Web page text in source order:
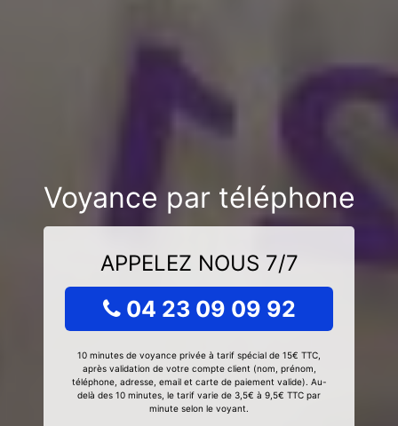
Voyance par téléphone
APPELEZ NOUS 7/7
04 23 09 09 92
10 minutes de voyance privée à tarif spécial de 15€ TTC,
après validation de votre compte client (nom, prénom,
téléphone, adresse, email et carte de paiement valide). Au-
delà des 10 minutes, le tarif varie de 3,5€ à 9,5€ TTC par
minute selon le voyant.